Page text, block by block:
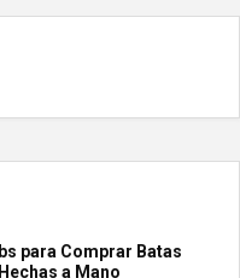
para Comprar Batas
a Mano